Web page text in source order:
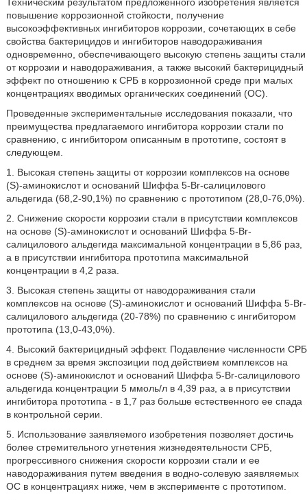
повышение коррозионной стойкости, получение
высокоэффективных ингибиторов коррозии, сочетающих в себе
свойства бактерицидов и ингибиторов наводораживания
одновременно, обеспечивающего высокую степень защиты стали
от коррозии и наводораживания, а также высокий бактерицидный
эффект по отношению к СРБ в коррозионной среде при малых
концентрациях вводимых органических соединений (ОС).
Проведенные экспериментальные исследования показали, что
преимущества предлагаемого ингибитора коррозии стали по
сравнению, с ингибитором описанным в прототипе, состоят в
следующем.
1. Высокая степень защиты от коррозии комплексов на основе
(S)-аминокислот и оснований Шиффа 5-Br-салицилового
альдегида (68,2-90,1%) по сравнению с прототипом (28,0-76,0%).
2. Снижение скорости коррозии стали в присутствии комплексов
на основе (S)-аминокислот и оснований Шиффа 5-Br-
салицилового альдегида максимальной концентрации в 5,86 раз,
а в присутствии ингибитора прототипа максимальной
концентрации в 4,2 раза.
3. Высокая степень защиты от наводораживания стали
комплексов на основе (S)-аминокислот и оснований Шиффа 5-Br-
салицилового альдегида (20-78%) по сравнению с ингибитором
прототипа (13,0-43,0%).
4. Высокий бактерицидный эффект. Подавление численности СРБ
в среднем за время экспозиции под действием комплексов на
основе (S)-аминокислот и оснований Шиффа 5-Br-салицилового
альдегида концентрации 5 ммоль/л в 4,39 раз, а в присутствии
ингибитора прототипа - в 1,7 раз больше естественного ее спада
в контрольной серии.
5. Использование заявляемого изобретения позволяет достичь
более стремительного угнетения жизнедеятельности СРБ,
прогрессивного снижения скорости коррозии стали и ее
наводораживания путем введения в водно-солевую заявляемых
ОС в концентрациях ниже, чем в эксперименте с прототипом.